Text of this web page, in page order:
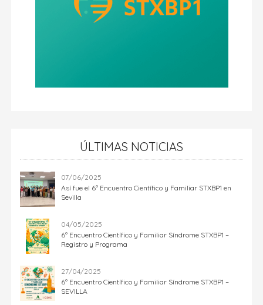
ÚLTIMAS NOTICIAS
07/06/2025
Así fue el 6º Encuentro Científico y Familiar STXBP1 en
Sevilla
04/05/2025
6º Encuentro Científico y Familiar Síndrome STXBP1 –
Registro y Programa
27/04/2025
6º Encuentro Científico y Familiar Síndrome STXBP1 –
SEVILLA